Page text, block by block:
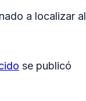
a localizar al
se publicó